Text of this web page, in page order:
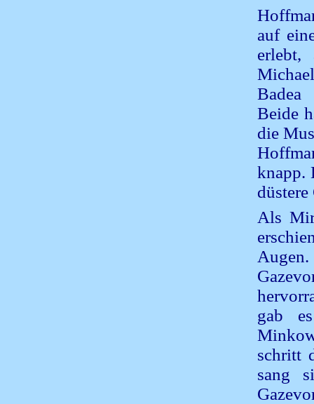
auf
erlebt,
Badea
Beide
die
knapp.
düstere
Als
gab
schritt
sang